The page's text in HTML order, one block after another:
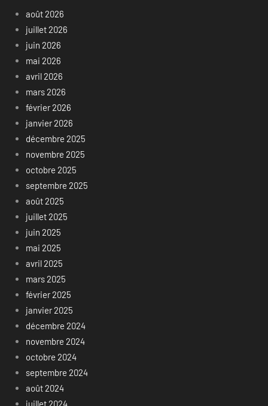
août 2026
juillet 2026
juin 2026
mai 2026
avril 2026
mars 2026
février 2026
janvier 2026
décembre 2025
novembre 2025
octobre 2025
septembre 2025
août 2025
juillet 2025
juin 2025
mai 2025
avril 2025
mars 2025
février 2025
janvier 2025
décembre 2024
novembre 2024
octobre 2024
septembre 2024
août 2024
juillet 2024